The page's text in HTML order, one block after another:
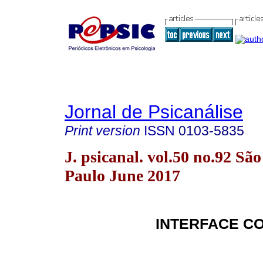
Jornal de Psicanálise
Print version ISSN 0103-5835
J. psicanal. vol.50 no.92 São
Paulo June 2017
INTERFACE